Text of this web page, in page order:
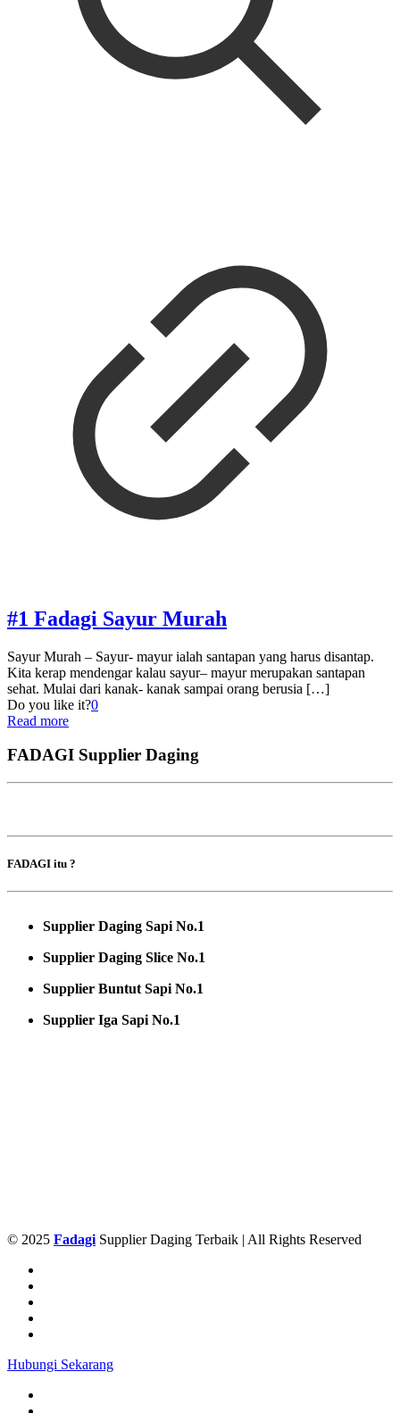
#1 Fadagi Sayur Murah
Sayur Murah – Sayur- mayur ialah santapan yang harus disantap.
Kita kerap mendengar kalau sayur– mayur merupakan santapan
sehat. Mulai dari kanak- kanak sampai orang berusia […]
Do you like it?0
Read more
FADAGI Supplier Daging
FADAGI itu ?
Supplier Daging Sapi No.1
Supplier Daging Slice No.1
Supplier Buntut Sapi No.1
Supplier Iga Sapi No.1
© 2025 FadagiSupplier Daging Terbaik | All Rights Reserved
Hubungi Sekarang